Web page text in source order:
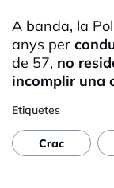
A banda, la
anys per
de 57, no
incomplir una
Etiquetes
Crac